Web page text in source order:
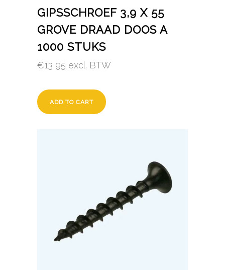
GIPSSCHROEF 3,9 X 55
GROVE DRAAD DOOS A
1000 STUKS
€13,95 excl. BTW
ADD TO CART